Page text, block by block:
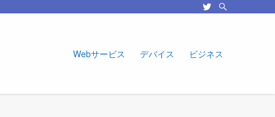
Webサービス デバイス ビジネス